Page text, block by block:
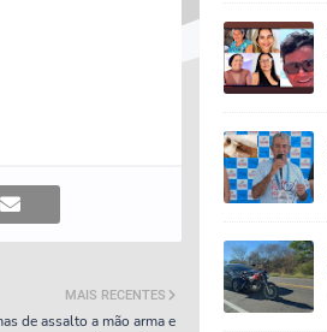
MAIS RECENTES
de assalto a mão arma e